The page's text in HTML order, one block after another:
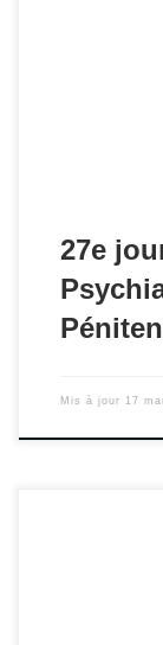
27e
Mis à jour 17